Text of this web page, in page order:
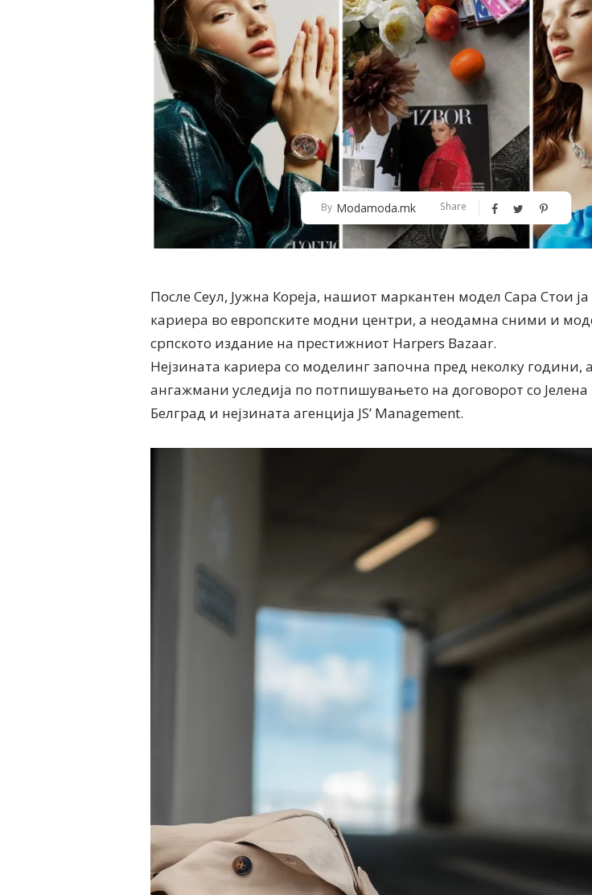
By Modamoda.mk Share
После Сеул, Јужна Кореја, нашиот маркантен модел Сара Стои
кариера во европските модни центри, а неодамна сними и
српското издание на престижниот Harpers Bazaar.
Нејзината кариера со моделинг започна пред неколку години,
ангажмани уследија по потпишувањето на договорот со
Белград и нејзината агенција JS’ Management.
Алшар – модна ревија на Expo
30